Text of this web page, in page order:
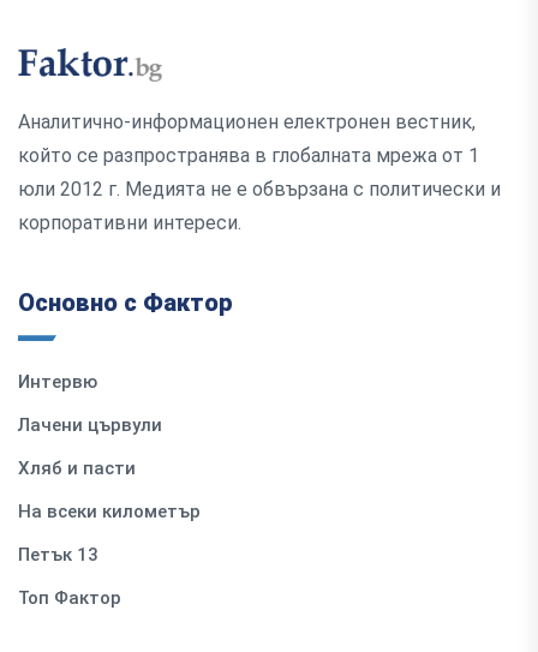
Аналитично-информационен електронен вестник,
който се разпространява в глобалната мрежа от 1
юли 2012 г. Медията не е обвързана с политически и
корпоративни интереси.
Основно с Фактор
Интервю
Лачени цървули
Хляб и пасти
На всеки километър
Петък 13
Топ Фактор